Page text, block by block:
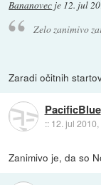
Bananovec je 12. jul
Zelo zanimivo
Zaradi očitnih
PacificBlue
:: 12. jul 2010,
Zanimivo je, da so